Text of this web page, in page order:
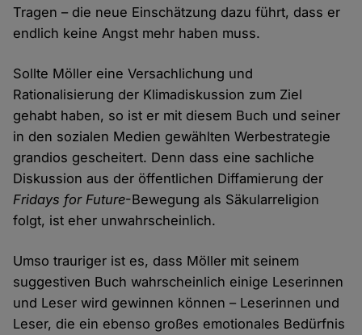
Tragen – die neue Einschätzung dazu führt, dass er
endlich keine Angst mehr haben muss.
Sollte Möller eine Versachlichung und
Rationalisierung der Klimadiskussion zum Ziel
gehabt haben, so ist er mit diesem Buch und seiner
in den sozialen Medien gewählten Werbestrategie
grandios gescheitert. Denn dass eine sachliche
Diskussion aus der öffentlichen Diffamierung der
Fridays for Future-Bewegung als Säkularreligion
folgt, ist eher unwahrscheinlich.
Umso trauriger ist es, dass Möller mit seinem
suggestiven Buch wahrscheinlich einige Leserinnen
und Leser wird gewinnen können – Leserinnen und
Leser, die ein ebenso großes emotionales Bedürfnis